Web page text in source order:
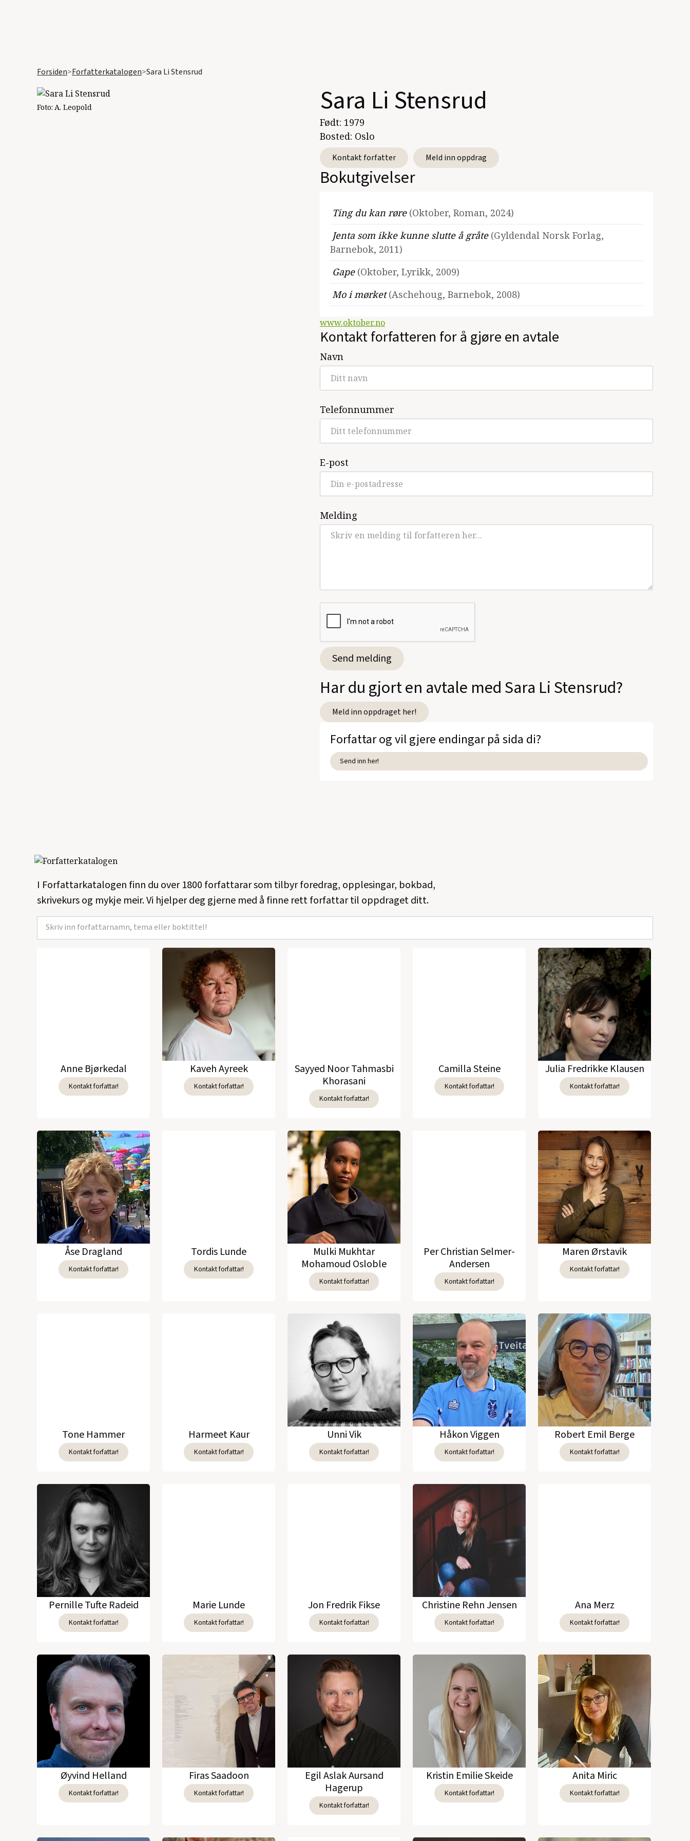
Forsiden>Forfatterkatalogen>Sara Li Stensrud
Foto: A. Leopold Sara Li Stensrud
Født: 1979
Bosted: Oslo
Kontakt forfatter Meld inn oppdrag
Bokutgivelser
Ting du kan røre (Oktober, Roman, 2024)
Jenta som ikke kunne slutte å gråte (Gyldendal Norsk Forlag,
Barnebok, 2011)
Gape (Oktober, Lyrikk, 2009)
Mo i mørket(Aschehoug, Barnebok, 2008)
www.oktober.no
Kontakt forfatteren for å gjøre en avtale
Navn
Telefonnummer
E-post
Melding
Har du gjort en avtale med Sara Li Stensrud?
Meld inn oppdraget her!
Forfattar og vil gjere endingar på sida di?
Send inn her!
I Forfattarkatalogen finn du over 1800 forfattarar som tilbyr foredrag, opplesingar, bokbad,
skrivekurs og mykje meir. Vi hjelper deg gjerne med å finne rett forfattar til oppdraget ditt.
Anne Bjørkedal
Kontakt forfattar!
Kaveh Ayreek
Kontakt forfattar!
Sayyed Noor Tahmasbi
Khorasani
Kontakt forfattar!
Camilla Steine
Kontakt forfattar!
Julia Fredrikke Klausen
Kontakt forfattar!
Åse Dragland
Kontakt forfattar!
Tordis Lunde
Kontakt forfattar!
Mulki Mukhtar
Mohamoud Osloble
Kontakt forfattar!
Per Christian Selmer-
Andersen
Kontakt forfattar!
Maren Ørstavik
Kontakt forfattar!
Tone Hammer
Kontakt forfattar!
Harmeet Kaur
Kontakt forfattar!
Unni Vik
Kontakt forfattar!
Håkon Viggen
Kontakt forfattar!
Robert Emil Berge
Kontakt forfattar!
Pernille Tufte Radeid
Kontakt forfattar!
Marie Lunde
Kontakt forfattar!
Jon Fredrik Fikse
Kontakt forfattar!
Christine Rehn Jensen
Kontakt forfattar!
Ana Merz
Kontakt forfattar!
Øyvind Helland
Kontakt forfattar!
Firas Saadoon
Kontakt forfattar!
Egil Aslak Aursand
Hagerup
Kontakt forfattar!
Kristin Emilie Skeide
Kontakt forfattar!
Anita Miric
Kontakt forfattar!